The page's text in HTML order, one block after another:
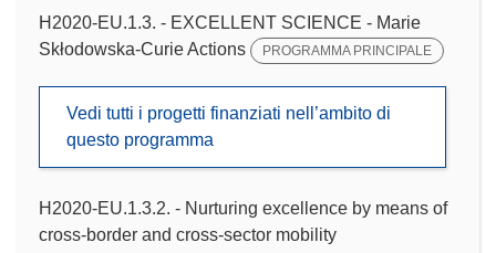
H2020-EU.1.3. - EXCELLENT SCIENCE - Marie
Skłodowska-Curie Actions
PROGRAMMA PRINCIPALE
Vedi tutti i progetti finanziati nell’ambito di
questo programma
H2020-EU.1.3.2. - Nurturing excellence by means of
cross-border and cross-sector mobility